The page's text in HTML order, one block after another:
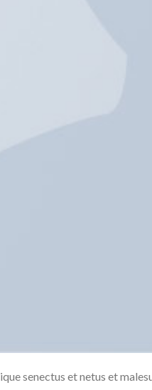
senectus et netus et